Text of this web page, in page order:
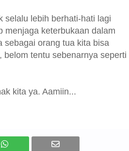
selalu lebih berhati-hati lagi
menjaga keterbukaan dalam
sebagai orang tua kita bisa
belom tentu sebenarnya seperti
kita ya. Aamiin...